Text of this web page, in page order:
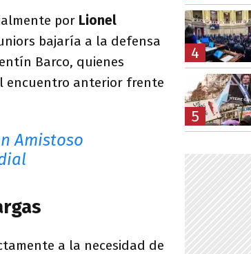
por Lionel
bajaría a la defensa
Barco, quienes
encuentro anterior frente
Amistoso
a la necesidad de
4
5